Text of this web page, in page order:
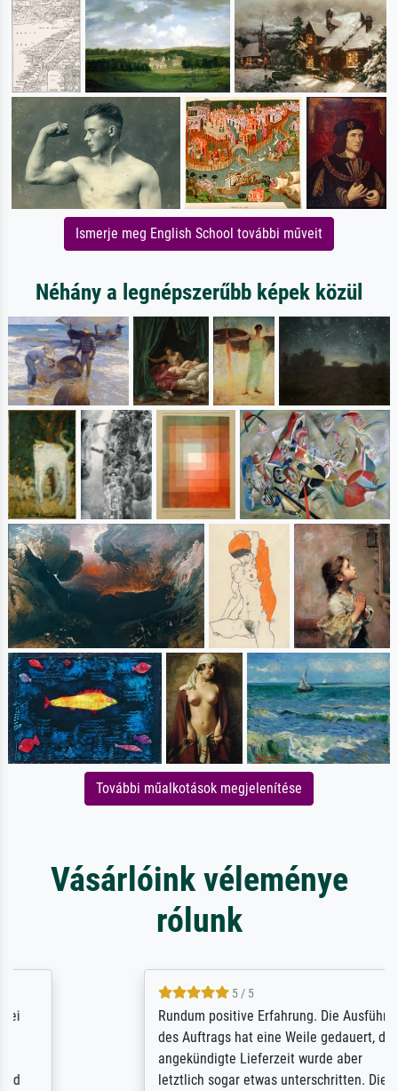
Ismerje meg English School további műveit
Néhány a legnépszerűbb képek közül
További műalkotások megjelenítése
Vásárlóink véleménye
rólunk
5 / 5
Rundum positive Erfahrung. Die Ausführung
des Auftrags hat eine Weile gedauert, die
angekündigte Lieferzeit wurde aber
letztlich sogar etwas unterschritten. Die